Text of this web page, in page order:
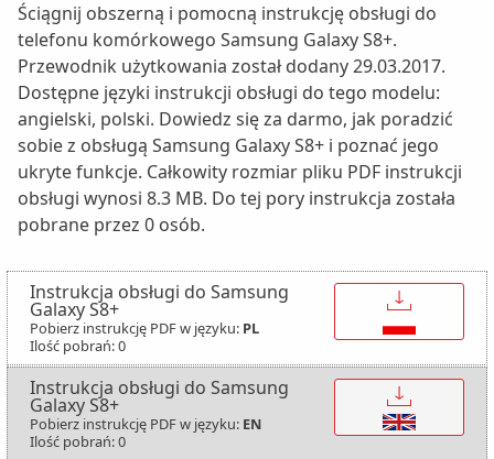
Ściągnij obszerną i pomocną instrukcję obsługi do
telefonu komórkowego Samsung Galaxy S8+.
Przewodnik użytkowania został dodany 29.03.2017.
Dostępne języki instrukcji obsługi do tego modelu:
angielski, polski. Dowiedz się za darmo, jak poradzić
sobie z obsługą Samsung Galaxy S8+ i poznać jego
ukryte funkcje. Całkowity rozmiar pliku PDF instrukcji
obsługi wynosi 8.3 MB. Do tej pory instrukcja została
pobrane przez 0 osób.
Instrukcja obsługi do Samsung
Galaxy S8+
Pobierz instrukcję PDF w języku: PL
Ilość pobrań: 0
↓
Instrukcja obsługi do Samsung
Galaxy S8+
Pobierz instrukcję PDF w języku: EN
Ilość pobrań: 0
↓